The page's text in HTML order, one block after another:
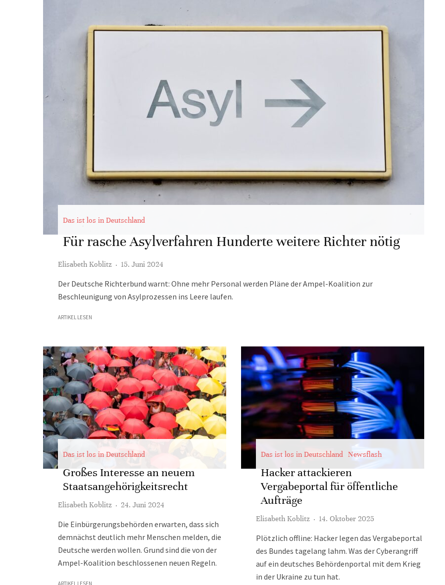
Das ist los in Deutschland
Für rasche Asylverfahren Hunderte weitere Richter nötig
Elisabeth Koblitz · 15. Juni 2024
Der Deutsche Richterbund warnt: Ohne mehr Personal werden Pläne der Ampel-Koalition zur
Beschleunigung von Asylprozessen ins Leere laufen.
ARTIKEL LESEN
Das ist los in Deutschland
Großes Interesse an neuem
Staatsangehörigkeitsrecht
Elisabeth Koblitz · 24. Juni 2024
Die Einbürgerungsbehörden erwarten, dass sich
demnächst deutlich mehr Menschen melden, die
Deutsche werden wollen. Grund sind die von der
Ampel-Koalition beschlossenen neuen Regeln.
ARTIKEL LESEN
Das ist los in Deutschland Newsflash
Hacker attackieren
Vergabeportal für öffentliche
Aufträge
Elisabeth Koblitz · 14. Oktober 2025
Plötzlich offline: Hacker legen das Vergabeportal
des Bundes tagelang lahm. Was der Cyberangriff
auf ein deutsches Behördenportal mit dem Krieg
in der Ukraine zu tun hat.